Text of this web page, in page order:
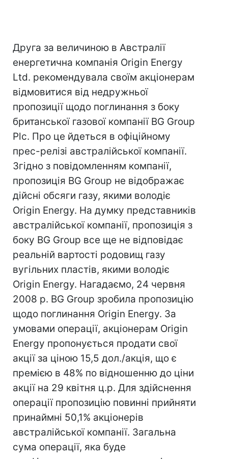
Друга за величиною в Австралії
енергетична компанія Origin Energy
Ltd. рекомендувала своїм акціонерам
відмовитися від недружньої
пропозиції щодо поглинання з боку
британської газової компанії BG Group
Plc. Про це йдеться в офіційному
прес-релізі австралійської компанії.
Згідно з повідомленням компанії,
пропозиція BG Group не відображає
дійсні обсяги газу, якими володіє
Origin Energy. На думку представників
австралійської компанії, пропозиція з
боку BG Group все ще не відповідає
реальній вартості родовищ газу
вугільних пластів, якими володіє
Origin Energy. Нагадаємо, 24 червня
2008 р. BG Group зробила пропозицію
щодо поглинання Origin Energy. За
умовами операції, акціонерам Origin
Energy пропонується продати свої
акції за ціною 15,5 дол./акція, що є
премією в 48% по відношенню до ціни
акції на 29 квітня ц.р. Для здійснення
операції пропозицію повинні прийняти
принаймні 50,1% акціонерів
австралійської компанії. Загальна
сума операції, яка буде